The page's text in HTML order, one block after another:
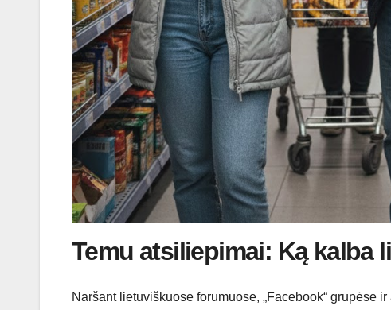
Temu atsiliepimai: Ką kalba
Naršant lietuviškuose forumuose, „Facebook“ grupėse